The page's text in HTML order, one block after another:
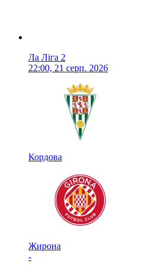
Ла Ліга 2
22:00, 21 серп. 2026
Кордова
Жирона
-